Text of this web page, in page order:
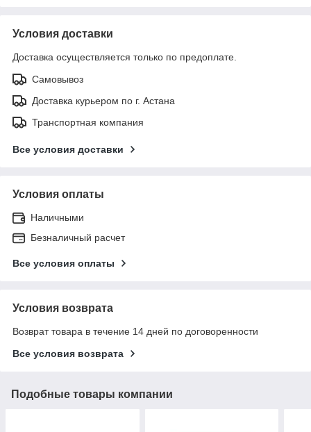
Условия доставки
Доставка осуществляется только по предоплате.
Самовывоз
Доставка курьером по г. Астана
Транспортная компания
Все условия доставки
Условия оплаты
Наличными
Безналичный расчет
Все условия оплаты
Условия возврата
Возврат товара в течение 14 дней по договоренности
Все условия возврата
Подобные товары компании